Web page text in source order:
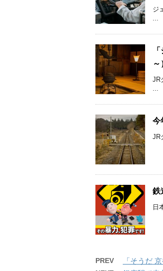
ジ
...
～
JR
...
今
JR
鉄
日
PREV 「そうだ